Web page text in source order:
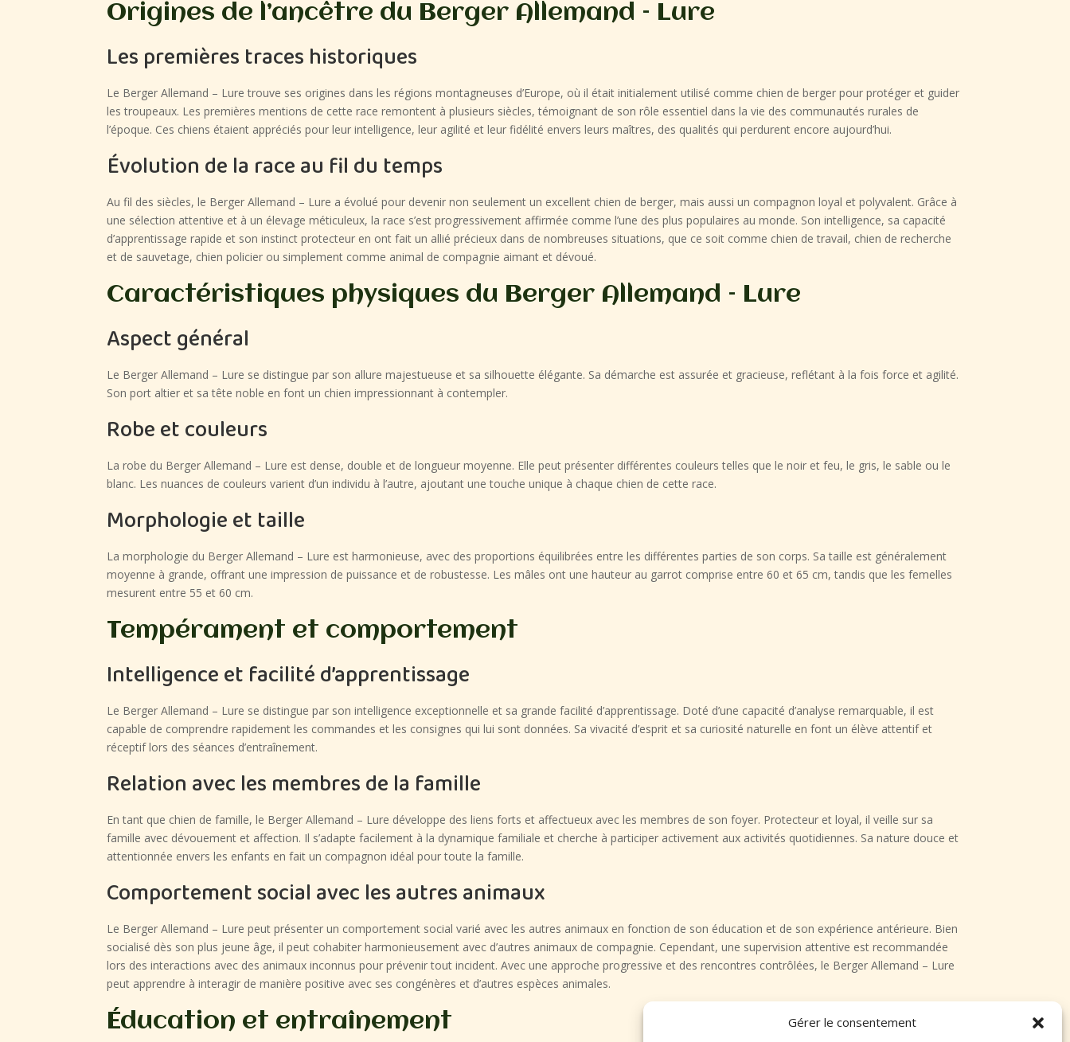
Gérer le consentement
Origines de l’ancêtre du Berger Allemand – Lure
Les premières traces historiques
Le Berger Allemand – Lure trouve ses origines dans les régions montagneuses d’Europe, où il était initialement utilisé comme chien de berger pour protéger et guider
les troupeaux. Les premières mentions de cette race remontent à plusieurs siècles, témoignant de son rôle essentiel dans la vie des communautés rurales de
l’époque. Ces chiens étaient appréciés pour leur intelligence, leur agilité et leur fidélité envers leurs maîtres, des qualités qui perdurent encore aujourd’hui.
Évolution de la race au fil du temps
Au fil des siècles, le Berger Allemand – Lure a évolué pour devenir non seulement un excellent chien de berger, mais aussi un compagnon loyal et polyvalent. Grâce à
une sélection attentive et à un élevage méticuleux, la race s’est progressivement affirmée comme l’une des plus populaires au monde. Son intelligence, sa capacité
d’apprentissage rapide et son instinct protecteur en ont fait un allié précieux dans de nombreuses situations, que ce soit comme chien de travail, chien de recherche
et de sauvetage, chien policier ou simplement comme animal de compagnie aimant et dévoué.
Caractéristiques physiques du Berger Allemand – Lure
Aspect général
Le Berger Allemand – Lure se distingue par son allure majestueuse et sa silhouette élégante. Sa démarche est assurée et gracieuse, reflétant à la fois force et agilité.
Son port altier et sa tête noble en font un chien impressionnant à contempler.
Robe et couleurs
La robe du Berger Allemand – Lure est dense, double et de longueur moyenne. Elle peut présenter différentes couleurs telles que le noir et feu, le gris, le sable ou le
blanc. Les nuances de couleurs varient d’un individu à l’autre, ajoutant une touche unique à chaque chien de cette race.
Morphologie et taille
La morphologie du Berger Allemand – Lure est harmonieuse, avec des proportions équilibrées entre les différentes parties de son corps. Sa taille est généralement
moyenne à grande, offrant une impression de puissance et de robustesse. Les mâles ont une hauteur au garrot comprise entre 60 et 65 cm, tandis que les femelles
mesurent entre 55 et 60 cm.
Tempérament et comportement
Intelligence et facilité d’apprentissage
Le Berger Allemand – Lure se distingue par son intelligence exceptionnelle et sa grande facilité d’apprentissage. Doté d’une capacité d’analyse remarquable, il est
capable de comprendre rapidement les commandes et les consignes qui lui sont données. Sa vivacité d’esprit et sa curiosité naturelle en font un élève attentif et
réceptif lors des séances d’entraînement.
Relation avec les membres de la famille
En tant que chien de famille, le Berger Allemand – Lure développe des liens forts et affectueux avec les membres de son foyer. Protecteur et loyal, il veille sur sa
famille avec dévouement et affection. Il s’adapte facilement à la dynamique familiale et cherche à participer activement aux activités quotidiennes. Sa nature douce et
attentionnée envers les enfants en fait un compagnon idéal pour toute la famille.
Comportement social avec les autres animaux
Le Berger Allemand – Lure peut présenter un comportement social varié avec les autres animaux en fonction de son éducation et de son expérience antérieure. Bien
socialisé dès son plus jeune âge, il peut cohabiter harmonieusement avec d’autres animaux de compagnie. Cependant, une supervision attentive est recommandée
lors des interactions avec des animaux inconnus pour prévenir tout incident. Avec une approche progressive et des rencontres contrôlées, le Berger Allemand – Lure
peut apprendre à interagir de manière positive avec ses congénères et d’autres espèces animales.
Éducation et entraînement